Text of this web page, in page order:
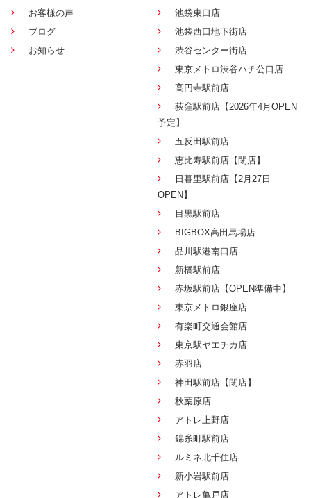
お客様の声
ブログ
お知らせ
池袋東口店
池袋西口地下街店
渋谷センター街店
東京メトロ渋谷ハチ公口店
高円寺駅前店
荻窪駅前店【2026年4月OPEN
予定】
五反田駅前店
恵比寿駅前店【閉店】
日暮里駅前店【2月27日
OPEN】
目黒駅前店
BIGBOX高田馬場店
品川駅港南口店
新橋駅前店
赤坂駅前店【OPEN準備中】
東京メトロ銀座店
有楽町交通会館店
東京駅ヤエチカ店
赤羽店
神田駅前店【閉店】
秋葉原店
アトレ上野店
錦糸町駅前店
ルミネ北千住店
新小岩駅前店
アトレ亀戸店